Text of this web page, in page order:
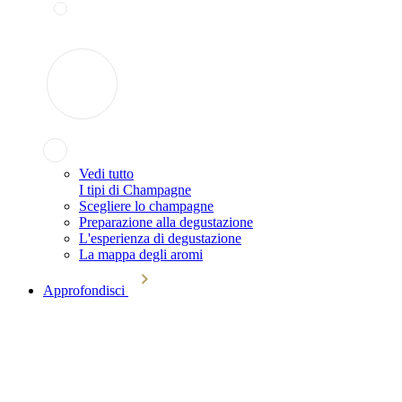
Vedi tutto
I tipi di Champagne
Scegliere lo champagne
Preparazione alla degustazione
L'esperienza di degustazione
La mappa degli aromi
Approfondisci